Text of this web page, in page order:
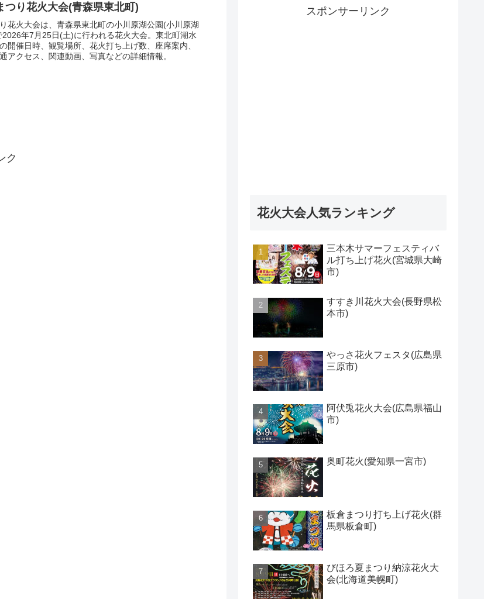
つり花火大会(青森県東北町)
花火大会は、青森県東北町の小川原湖公園(小川原湖
年7月25日(土)に行われる花火大会。東北町湖水
開催日時、観覧場所、花火打ち上げ数、座席案内、
アクセス、関連動画、写真などの詳細情報。
ク
スポンサーリンク
花火大会人気ランキング
三本木サマーフェスティバ
ル打ち上げ花火(宮城県大崎
市)
すすき川花火大会(長野県松
本市)
やっさ花火フェスタ(広島県
三原市)
阿伏兎花火大会(広島県福山
市)
奥町花火(愛知県一宮市)
板倉まつり打ち上げ花火(群
馬県板倉町)
びほろ夏まつり納涼花火大
会(北海道美幌町)